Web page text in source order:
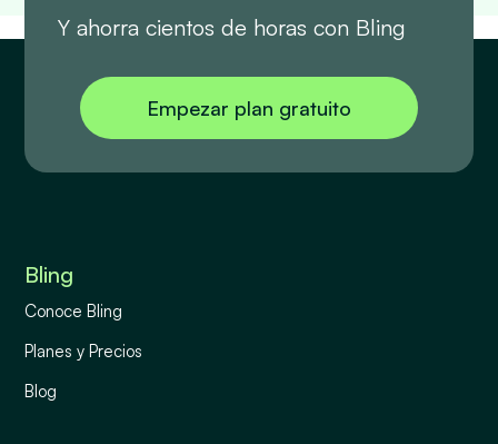
Y ahorra cientos de horas con Bling
Empezar plan gratuito
Bling
Conoce Bling
Planes y Precios
Blog